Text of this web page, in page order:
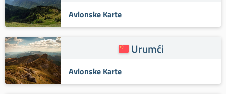
Avionske Karte
Urumći
Avionske Karte